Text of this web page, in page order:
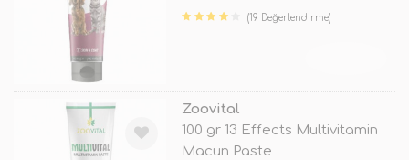
(19 Değerlendirme)
Zoovital
100 gr 13 Effects Multivitamin
Macun Paste